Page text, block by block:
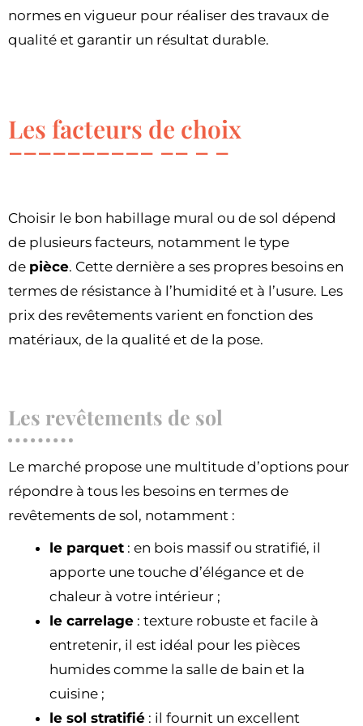
normes en vigueur pour réaliser des travaux de
qualité et garantir un résultat durable.
Les facteurs de choix
Choisir le bon habillage mural ou de sol dépend
de plusieurs facteurs, notamment le type
de pièce. Cette dernière a ses propres besoins en
termes de résistance à l’humidité et à l’usure. Les
prix des revêtements varient en fonction des
matériaux, de la qualité et de la pose.
Les revêtements de sol
Le marché propose une multitude d’options pour
répondre à tous les besoins en termes de
revêtements de sol, notamment :
le parquet : en bois massif ou stratifié, il
apporte une touche d’élégance et de
chaleur à votre intérieur ;
le carrelage : texture robuste et facile à
entretenir, il est idéal pour les pièces
humides comme la salle de bain et la
cuisine ;
le sol stratifié : il fournit un excellent